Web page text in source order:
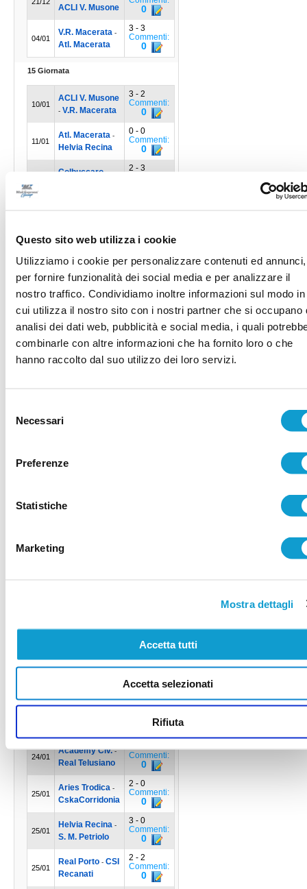
Questo sito web utilizza i cookie
Utilizziamo i cookie per personalizzare contenuti ed annunci,
per fornire funzionalità dei social media e per analizzare il
nostro traffico. Condividiamo inoltre informazioni sul modo in
cui utilizza il nostro sito con i nostri partner che si occupano
analisi dei dati web, pubblicità e social media, i quali
combinarle con altre informazioni che ha fornito loro o che
hanno raccolto dal suo utilizzo dei loro servizi.
delNecessari
Preferenze
Statistiche
Marketing
Mostra dettagli
Accetta tutti
Accetta selezionati
Rifiuta
ACLI V. Musone 0
04/01
V.R. Macerata -
Atl. Macerata
3 - 3
Commenti:
0
15 Giornata
10/01
ACLI V. Musone
- V.R. Macerata
3 - 2
Commenti:
0
11/01
Atl. Macerata -
Helvia Recina
0 - 0
Commenti:
0
Colbuccaro-
2 - 3
Porto Potenza
Real Porto
1 - 1
0
11/01
Real Telusiano-
CskaCorridonia
2 - 2
Commenti:
0
11/01
Aries Trodica
0 - 7
Commenti:
0
11/01
S.M. Apparente
Commenti:
ACLI V. Musone
18/01
Atl. Macerata
18/01
Colbuccaro
United Civitan
17/01
S.M. Apparente
Helvia Recina
1 - 3
0
V.R. Macerata
1 - 7
Commenti:
0
24/01
Academy Civ.-
Real Telusiano
Commenti:
0
25/01
Aries Trodica-
CskaCorridonia
2 - 0
Commenti:
0
25/01
Helvia Recina-
S. M. Petriolo
3 - 0
Commenti:
0
25/01
Real Porto- CSI
Recanati
2 - 2
Commenti:
0